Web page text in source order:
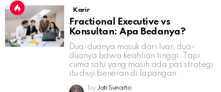
Karir
Fractional Executive vs
Konsultan: Apa Bedanya?
Dua-duanya masuk dari luar, dua-
duanya bawa keahlian tinggi. Tapi
cuma satu yang masih ada pas strategi
itu diuji beneran di lapangan.
by Jati Sunarto